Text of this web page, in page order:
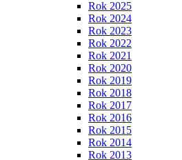
Rok 2025
Rok 2024
Rok 2023
Rok 2022
Rok 2021
Rok 2020
Rok 2019
Rok 2018
Rok 2017
Rok 2016
Rok 2015
Rok 2014
Rok 2013